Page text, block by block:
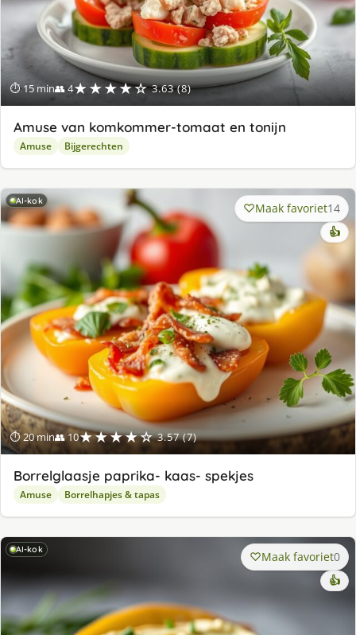
⏱ 15 min👥 4★★★★☆ 3.63 (8)
Amuse van komkommer-tomaat en tonijn
Amuse Bijgerechten
AI-kok
⏱ 20 min👥 10★★★★☆ 3.57 (7)
Maak favoriet14
👍
Borrelglaasje paprika- kaas- spekjes
Amuse Borrelhapjes & tapas
AI-kok Maak favoriet0
👍